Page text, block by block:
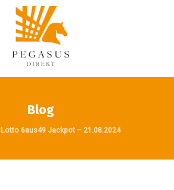
Blog
Lotto 6aus49 Jackpot – 21.08.2024